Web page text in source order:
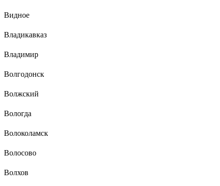
Видное
Владикавказ
Владимир
Волгодонск
Волжский
Вологда
Волоколамск
Волосово
Волхов